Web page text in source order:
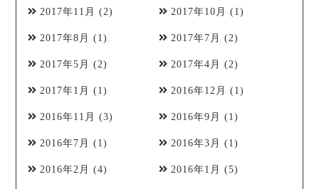
2017年11月 (2) 2017年10月 (1)
2017年8月 (1) 2017年7月 (2)
2017年5月 (2) 2017年4月 (2)
2017年1月 (1) 2016年12月 (1)
2016年11月 (3) 2016年9月 (1)
2016年7月 (1) 2016年3月 (1)
2016年2月 (4) 2016年1月 (5)